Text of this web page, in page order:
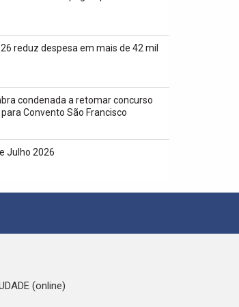
reduz despesa em mais de 42 mil
condenada a retomar concurso
Convento São Francisco
Julho 2026
(online)